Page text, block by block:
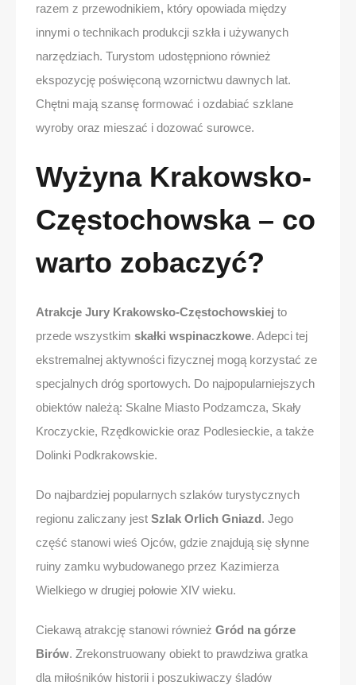
razem z przewodnikiem, który opowiada między
innymi o technikach produkcji szkła i używanych
narzędziach. Turystom udostępniono również
ekspozycję poświęconą wzornictwu dawnych lat.
Chętni mają szansę formować i ozdabiać szklane
wyroby oraz mieszać i dozować surowce.
Wyżyna Krakowsko-
Częstochowska – co
warto zobaczyć?
Atrakcje Jury Krakowsko-Częstochowskiej to
przede wszystkim skałki wspinaczkowe. Adepci tej
ekstremalnej aktywności fizycznej mogą korzystać ze
specjalnych dróg sportowych. Do najpopularniejszych
obiektów należą: Skalne Miasto Podzamcza, Skały
Kroczyckie, Rzędkowickie oraz Podlesieckie, a także
Dolinki Podkrakowskie.
Do najbardziej popularnych szlaków turystycznych
regionu zaliczany jest Szlak Orlich Gniazd. Jego
część stanowi wieś Ojców, gdzie znajdują się słynne
ruiny zamku wybudowanego przez Kazimierza
Wielkiego w drugiej połowie XIV wieku.
Ciekawą atrakcję stanowi również Gród na górze
Birów. Zrekonstruowany obiekt to prawdziwa gratka
dla miłośników historii i poszukiwaczy śladów